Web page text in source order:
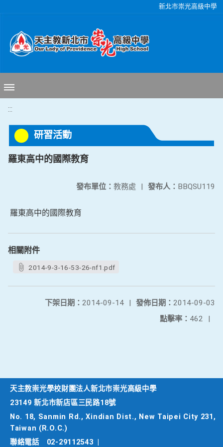
新北市崇光高級中學
:::
研習活動
羅東高中的國際教育
發布人： BBQSU119
發布單位： 教務處 |
羅東高中的國際教育
相關附件
2014-9-3-16-53-26-nf1.pdf
發佈日期： 2014-09-03
下架日期： 2014-09-14
|
點擊率： 462 |
天主教崇光學校財團法人新北市崇光高級中學
23149 新北市新店區三民路18號
No. 18, Sanmin Rd., Xindian Dist., New Taipei City 231,
Taiwan (R.O.C.)
聯絡電話
02-29112543